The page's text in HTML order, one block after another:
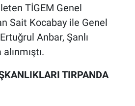
TİGEM Genel
Sait Kocabay ile Genel
Anbar, Şanlı
TIRPANDA